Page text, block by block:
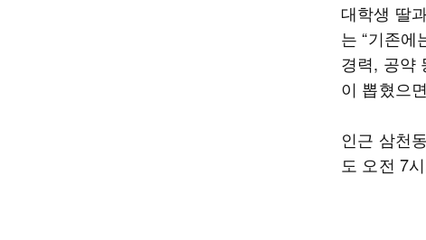
대학생 딸
는 “기존
경력, 공약
이 뽑혔으
인근 삼천
도 오전 7